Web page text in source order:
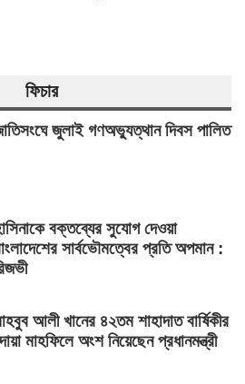
ফিচার
জুলাই গণঅভ্যুত্থান দিবস পালিত
বক্তব্যের সুযোগ দেওয়া
সার্বভৌমত্বের প্রতি অপমান :
আলী খানের ৪২তম শাহাদাত বার্ষিকীর
মাহফিলে অংশ নিয়েছেন প্রধানমন্ত্রী